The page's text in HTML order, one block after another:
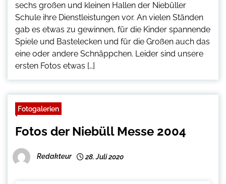
sechs großen und kleinen Hallen der Niebüller
Schule ihre Dienstleistungen vor. An vielen Ständen
gab es etwas zu gewinnen, für die Kinder spannende
Spiele und Bastelecken und für die Großen auch das
eine oder andere Schnäppchen. Leider sind unsere
ersten Fotos etwas […]
Fotogalerien
Fotos der Niebüll Messe 2004
Redakteur 28. Juli 2020